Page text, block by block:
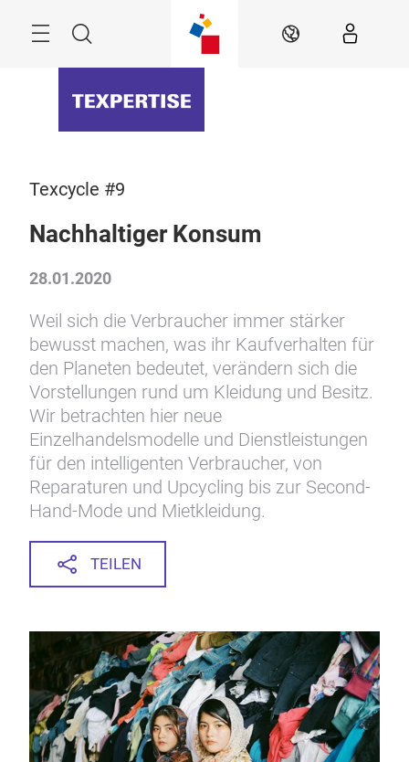
Suche DE
Texcycle #9
Nachhaltiger Konsum
28.01.2020
Weil sich die Verbraucher immer stärker
bewusst machen, was ihr Kaufverhalten für
den Planeten bedeutet, verändern sich die
Vorstellungen rund um Kleidung und Besitz.
Wir betrachten hier neue
Einzelhandelsmodelle und Dienstleistungen
für den intelligenten Verbraucher, von
Reparaturen und Upcycling bis zur Second-
Hand-Mode und Mietkleidung.
TEILEN